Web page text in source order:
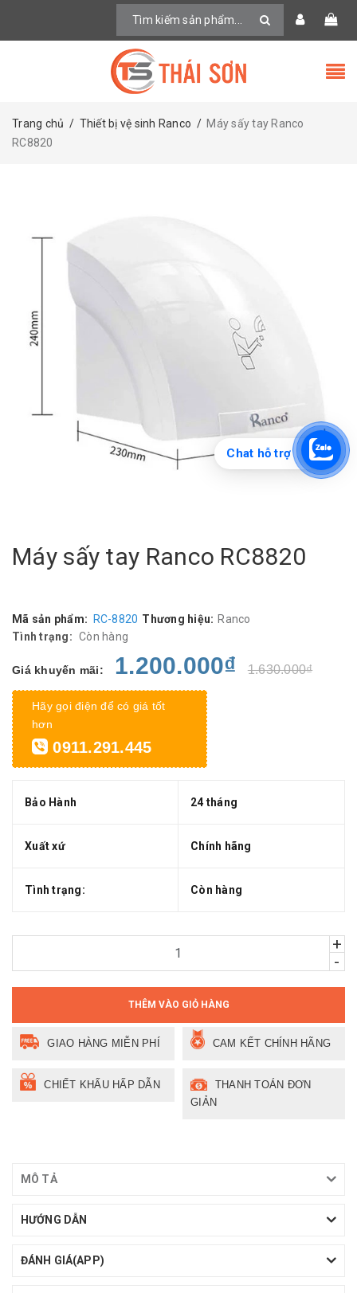
Trang chủ / Thiết bị vệ sinh Ranco / Máy sấy tay Ranco
RC8820
Máy sấy tay Ranco RC8820
Mã sản phẩm: RC-8820 Thương hiệu: Ranco
Tình trạng: Còn hàng
Giá khuyến mãi: 1.200.000₫ 1.630.000₫
Hãy gọi điện để có giá tốt
hơn
0911.291.445
Bảo Hành 24 tháng
Xuất xứ Chính hãng
Tình trạng: Còn hàng
+
-
THÊM VÀO GIỎ HÀNG
GIAO HÀNG MIỄN PHÍ CAM KẾT CHÍNH HÃNG
CHIẾT KHẤU HẤP DẪN
THANH TOÁN ĐƠN
GIẢN
MÔ TẢ
HƯỚNG DẪN
ĐÁNH GIÁ(APP)
Chat hỗ trợ